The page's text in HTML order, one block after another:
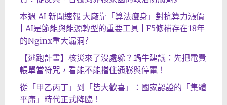
本週 AI 新聞速報 大廠靠「算法瘦身」對抗算力漲價
| AI是節能與能源轉型的重要工具 | F5修補存在18年
的Nginx重大漏洞?
【逃跑計畫】核災來了沒處躲？蝸牛建議：先把電費
帳單當符咒，看能不能擋住通膨與停電！
從「甲乙丙丁」到「皆大歡喜」：國家認證的「集體
平庸」時代正式降臨！